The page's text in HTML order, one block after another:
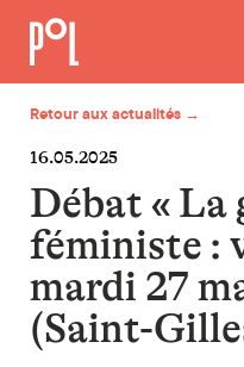
Retour aux actualités →
16.05.2025
Débat « La
féministe :
mardi 27
(Saint-